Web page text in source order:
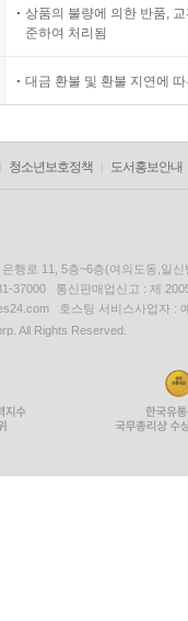
상품의 불량에 의한 반품,
준하여 처리됨
대금 환불 및 환불 지연에
청소년보호정책 도서홍보안내
행로 11, 5층~6층(여의도동,일신
37000 통신판매업신고 : 제
호스팅 서비스사업자 :
All Rights Reserved.